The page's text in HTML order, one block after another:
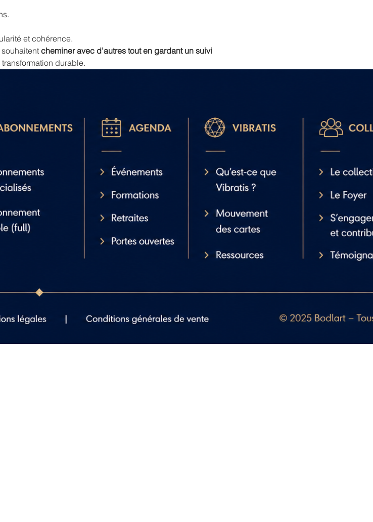
et cohérence.
cheminer avec d’autres tout en gardant un suivi
durable.